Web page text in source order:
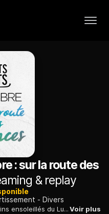
: sur la route des
& replay
- Divers
Laurent Mariotte arpente les chemins ensoleillés du Luberon, du Var et de la Côte d'azur, en quête de fruits, légumes et autres joyaux gorgés de soleil.Voir plus